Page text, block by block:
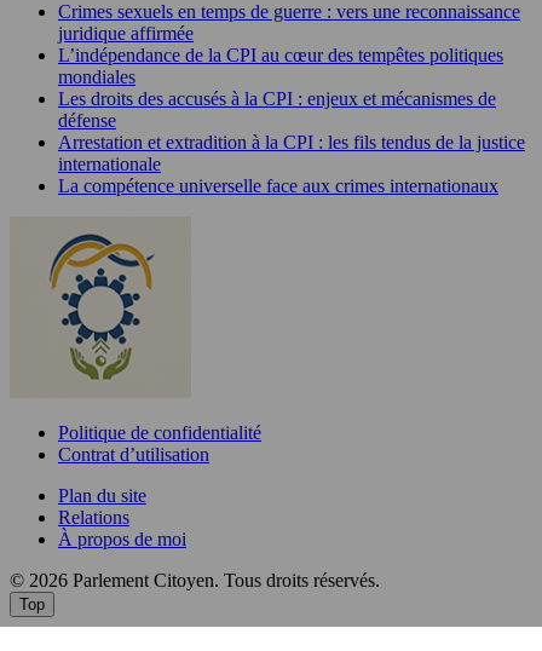
Crimes sexuels en temps de guerre : vers une reconnaissance
juridique affirmée
L’indépendance de la CPI au cœur des tempêtes politiques
mondiales
Les droits des accusés à la CPI : enjeux et mécanismes de
défense
Arrestation et extradition à la CPI : les fils tendus de la justice
internationale
La compétence universelle face aux crimes internationaux
Politique de confidentialité
Contrat d’utilisation
Plan du site
Relations
À propos de moi
© 2026 Parlement Citoyen. Tous droits réservés.
Top